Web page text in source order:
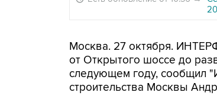
Москва. 27 октября.
от Открытого шоссе до
следующем году, сообщил
строительства Москвы